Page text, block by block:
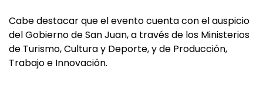
Cabe destacar que el evento cuenta con el auspicio
del Gobierno de San Juan, a través de los Ministerios
de Turismo, Cultura y Deporte, y de Producción,
Trabajo e Innovación.